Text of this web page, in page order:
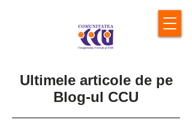
Ultimele articole de pe
Blog-ul CCU